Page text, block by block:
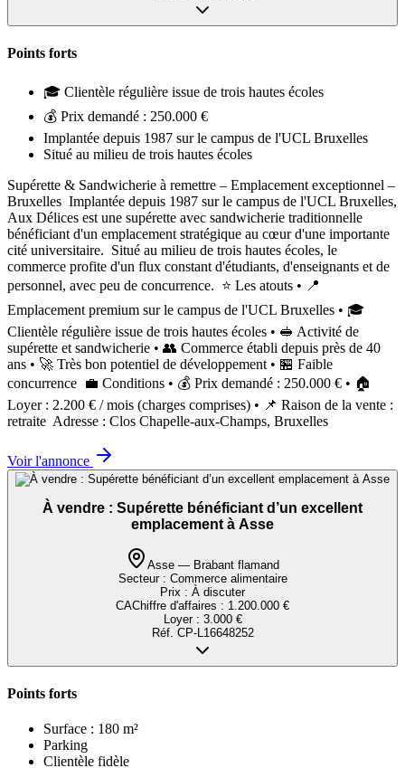
Points forts
🎓 Clientèle régulière issue de trois hautes écoles
💰 Prix demandé : 250.000 €
Implantée depuis 1987 sur le campus de l'UCL Bruxelles
Situé au milieu de trois hautes écoles
Supérette & Sandwicherie à remettre – Emplacement exceptionnel –
Bruxelles ‍ Implantée depuis 1987 sur le campus de l'UCL Bruxelles,
Aux Délices est une supérette avec sandwicherie traditionnelle
bénéficiant d'un emplacement stratégique au cœur d'une importante
cité universitaire. ‍ Situé au milieu de trois hautes écoles, le
commerce profite d'un flux constant d'étudiants, d'enseignants et de
personnel, avec peu de concurrence. ‍ ⭐ Les atouts • 📍
Emplacement premium sur le campus de l'UCL Bruxelles • 🎓
Clientèle régulière issue de trois hautes écoles • 🥪 Activité de
supérette et sandwicherie • 👥 Commerce établi depuis près de 40
ans • 🚀 Très bon potentiel de développement • 🏪 Faible
concurrence ‍ 💼 Conditions • 💰 Prix demandé : 250.000 € • 🏠
Loyer : 2.200 € / mois (charges comprises) • 📌 Raison de la vente :
retraite ‍ Adresse : Clos Chapelle-aux-Champs, Bruxelles
Voir l'annonce
À vendre : Supérette bénéficiant d’un excellent
emplacement à Asse
Asse — Brabant flamand
Secteur : Commerce alimentaire
Prix : À discuter
CAChiffre d'affaires : 1.200.000 €
Loyer : 3.000 €
Réf. CP-L16648252
Points forts
Surface : 180 m²
Parking
Clientèle fidèle